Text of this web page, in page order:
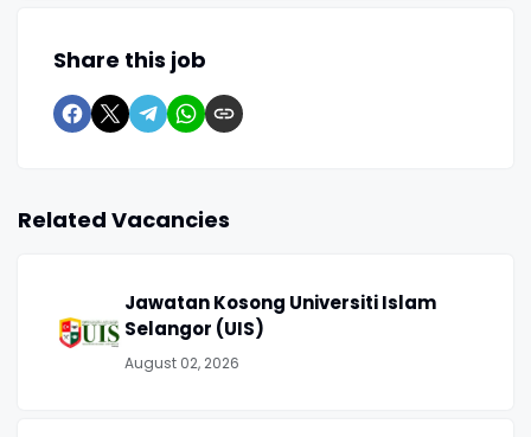
Share this job
Related Vacancies
Jawatan Kosong Universiti Islam
Selangor (UIS)
August 02, 2026